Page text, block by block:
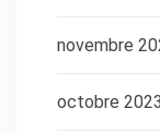
novembre
octobre 2023